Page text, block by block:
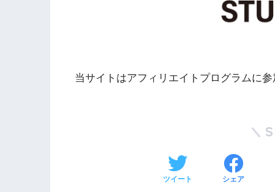
当サイトはアフィリエイトプログラムに参
ツイート シェア